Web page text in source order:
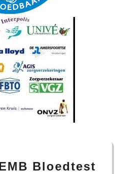
Bloedtest